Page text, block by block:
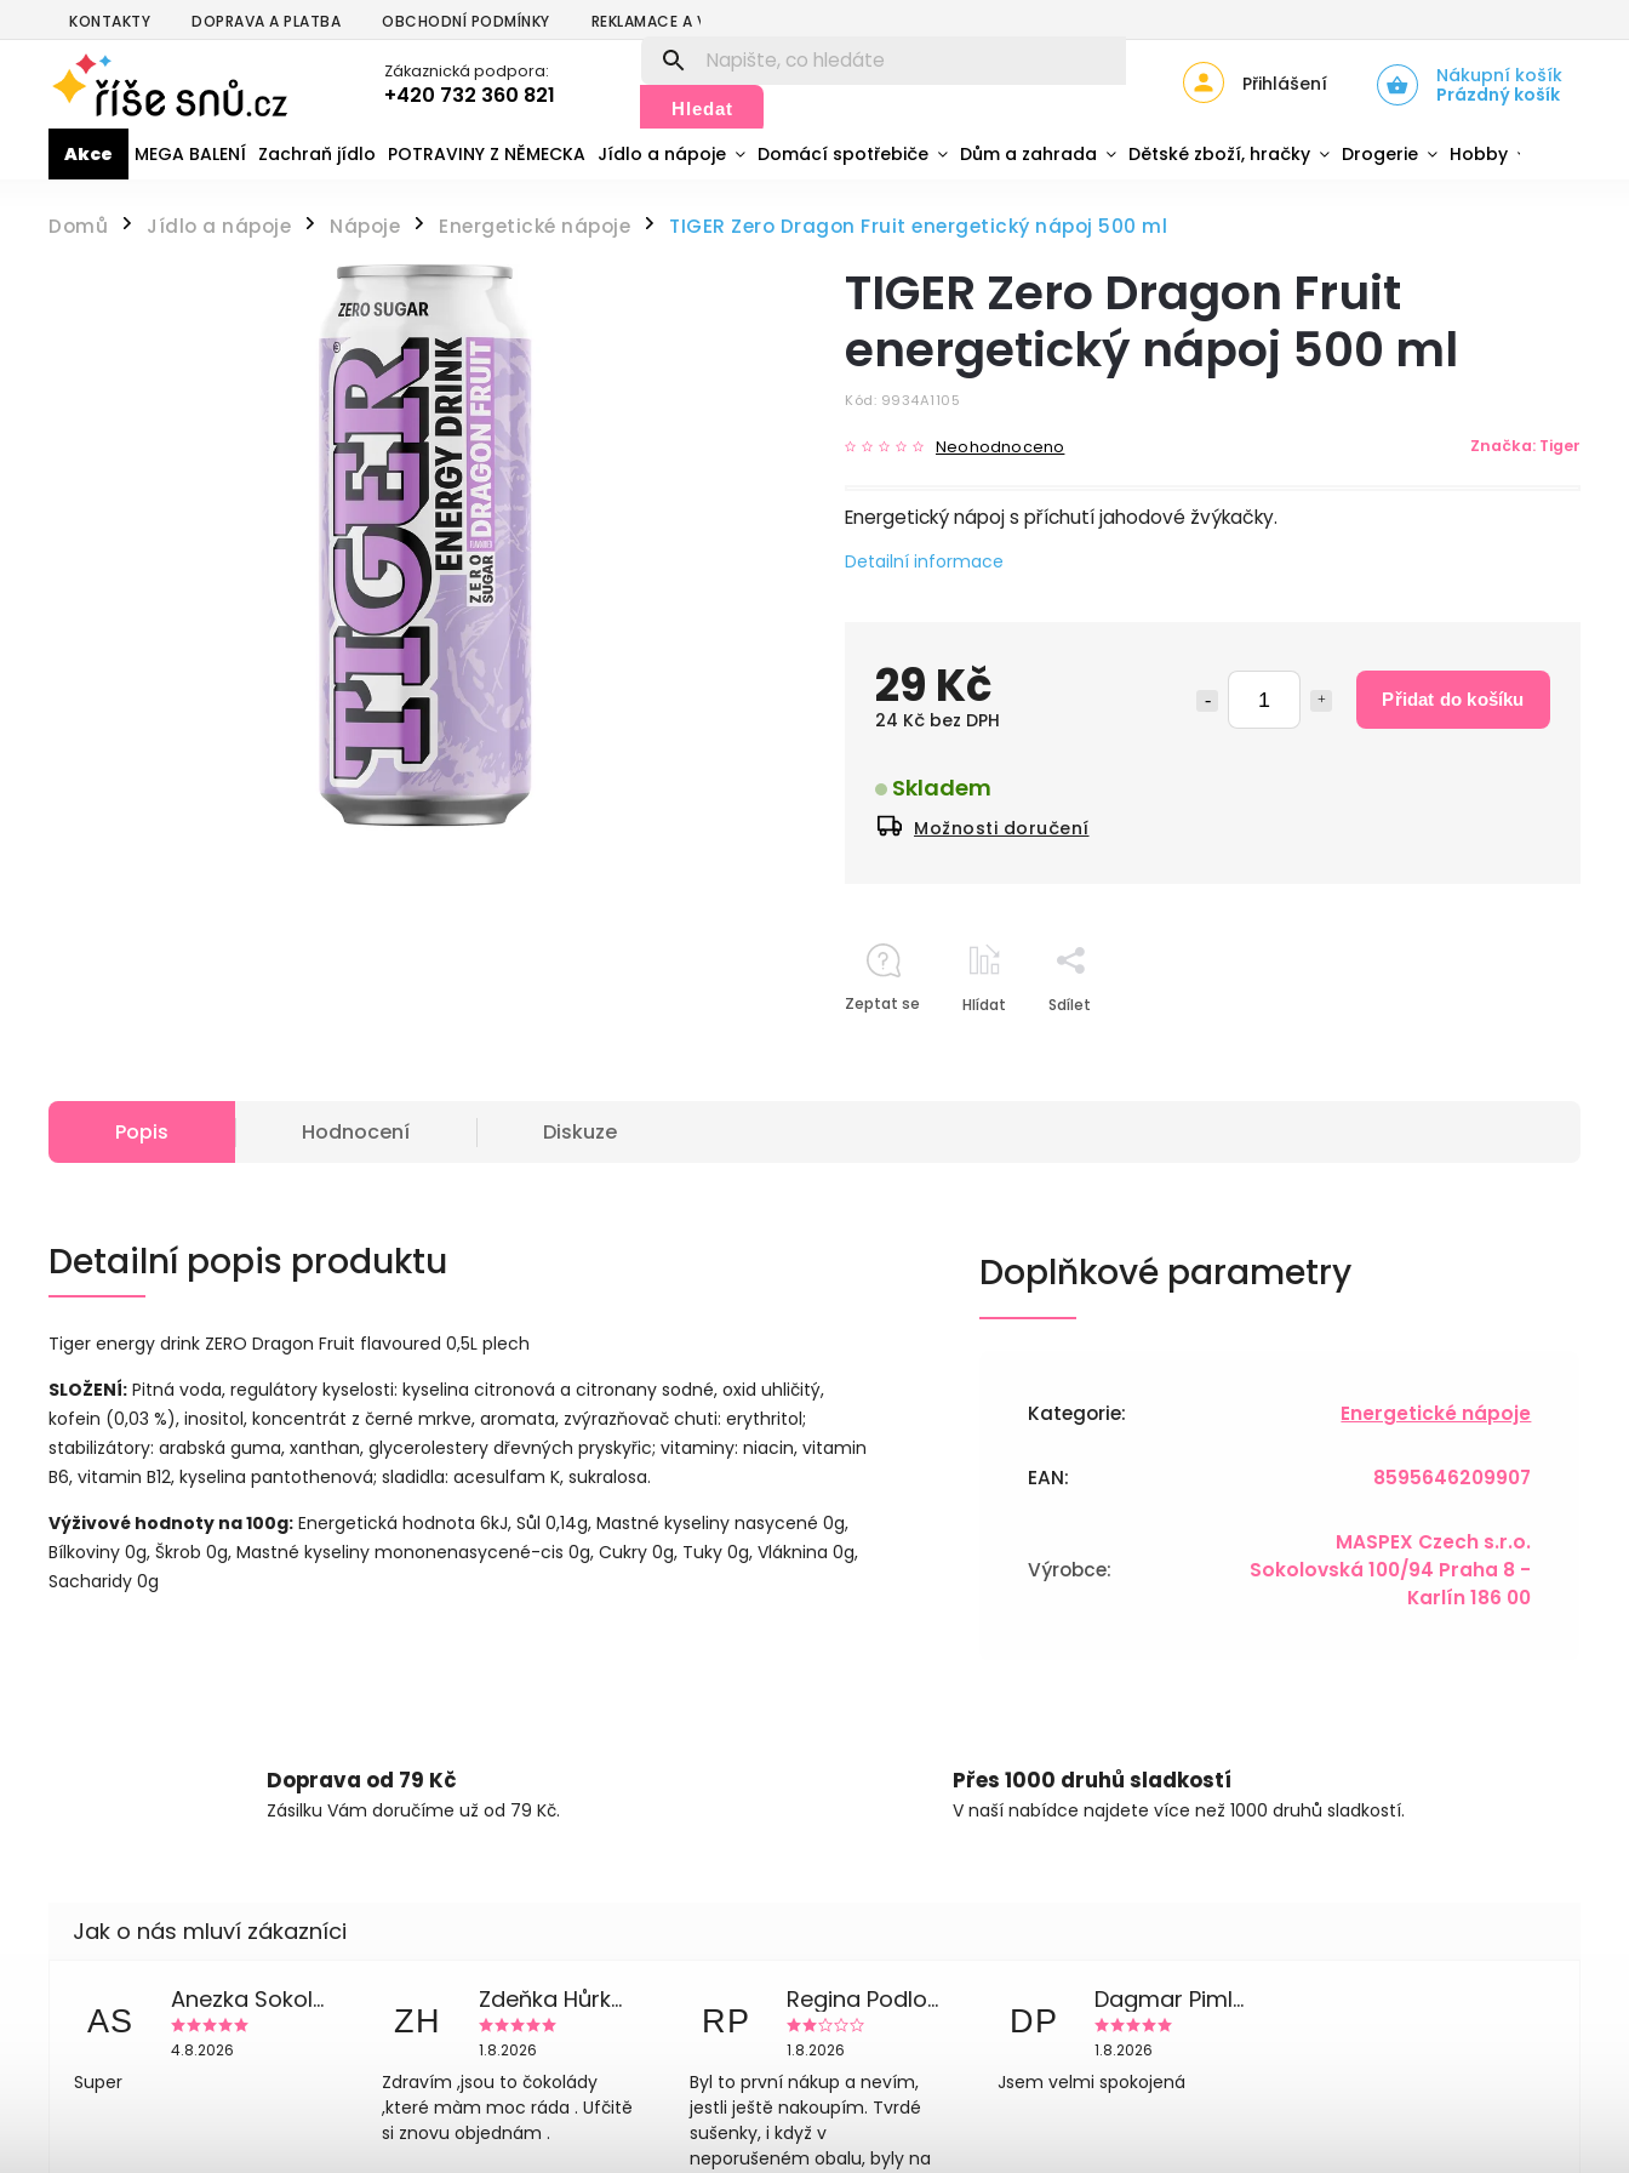
KONTAKTY DOPRAVA A PLATBA OBCHODNÍ PODMÍNKY REKLAMACE A VRÁCENÍ
Zákaznická podpora:
+420 732 360 821 Hledat
Nákupní košík
Prázdný košík
Přihlášení
Akce MEGA BALENÍ Zachraň jídlo POTRAVINY Z NĚMECKA Jídlo a nápoje Domácí spotřebiče Dům a zahrada Dětské zboží, hračky Drogerie Hobby
Domů / Jídlo a nápoje / Nápoje / Energetické nápoje / TIGER Zero Dragon Fruit energetický nápoj 500 ml
29 Kč
24 Kč bez DPH
Přidat do košíku
Skladem
Možnosti doručení
TIGER Zero Dragon Fruit
energetický nápoj 500 ml
Kód: 9934A1105
Neohodnoceno Značka: Tiger
Energetický nápoj s příchutí jahodové žvýkačky.
Detailní informace
Zeptat se Hlídat Sdílet
Doprava od 79 Kč
Zásilku Vám doručíme už od 79 Kč.
Přes 1000 druhů sladkostí
V naší nabídce najdete více než 1000 druhů sladkostí.
Popis Hodnocení Diskuze
Detailní popis produktu
Tiger energy drink ZERO Dragon Fruit flavoured 0,5L plech
SLOŽENÍ: Pitná voda, regulátory kyselosti: kyselina citronová a citronany sodné, oxid uhličitý,
kofein (0,03 %), inositol, koncentrát z černé mrkve, aromata, zvýrazňovač chuti: erythritol;
stabilizátory: arabská guma, xanthan, glycerolestery dřevných pryskyřic; vitaminy: niacin, vitamin
B6, vitamin B12, kyselina pantothenová; sladidla: acesulfam K, sukralosa.
Výživové hodnoty na 100g: Energetická hodnota 6kJ, Sůl 0,14g, Mastné kyseliny nasycené 0g,
Bílkoviny 0g, Škrob 0g, Mastné kyseliny mononenasycené-cis 0g, Cukry 0g, Tuky 0g, Vláknina 0g,
Sacharidy 0g
Doplňkové parametry
Kategorie: Energetické nápoje
EAN: 8595646209907
Výrobce:
MASPEX Czech s.r.o.
Sokolovská 100/94 Praha 8 -
Karlín 186 00
AS
Anezka Sokolova
4.8.2026
Super
ZH
Zdeňka Hůrková
1.8.2026
Zdravím ,jsou to čokolády
,které màm moc ráda . Ufčitě
si znovu objednám .
RP
Regina Podloucká
1.8.2026
Byl to první nákup a nevím,
jestli ještě nakoupím. Tvrdé
sušenky, i když v
neporušeném obalu, byly na
DP
Dagmar Pimlplova
1.8.2026
Jsem velmi spokojená